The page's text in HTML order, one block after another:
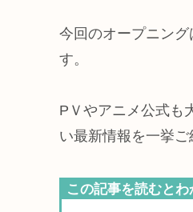
今回のオープニン
す。
PＶやアニメ公式も
い最新情報を一挙ご
この記事を読むとわ